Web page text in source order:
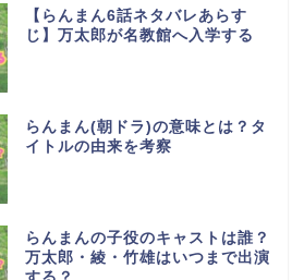
【らんまん6話ネタバレあらす
じ】万太郎が名教館へ入学する
らんまん(朝ドラ)の意味とは？タ
イトルの由来を考察
らんまんの子役のキャストは誰？
万太郎・綾・竹雄はいつまで出演